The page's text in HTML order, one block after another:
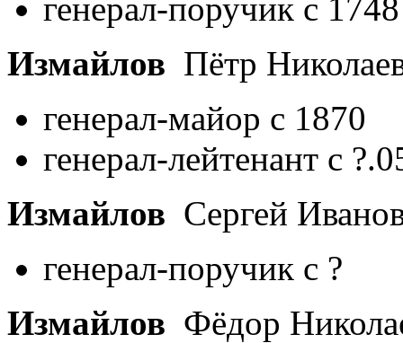
генерал-поручик с 1748
Измайлов Пётр
генерал-майор с 1870
генерал-лейтенант с
Измайлов Сергей
генерал-поручик с ?
Измайлов Фёдор